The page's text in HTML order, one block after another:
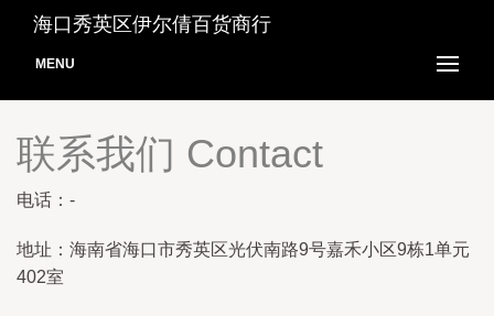
海口秀英区伊尔倩百货商行
MENU
联系我们 Contact
电话：-
地址：海南省海口市秀英区光伏南路9号嘉禾小区9栋1单元
402室